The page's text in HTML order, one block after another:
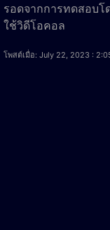
รอดจากการทดสอบโ
ใช้วิดีโอคอล
โพสต์เมื่อ: July 22, 2023 :